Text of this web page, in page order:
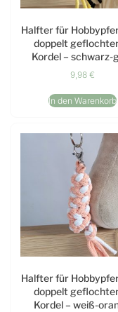
Halfter für
doppelt
Kordel – schwarz-
9,98 €
In den Warenkorb
Halfter für
doppelt
Kordel – weiß-